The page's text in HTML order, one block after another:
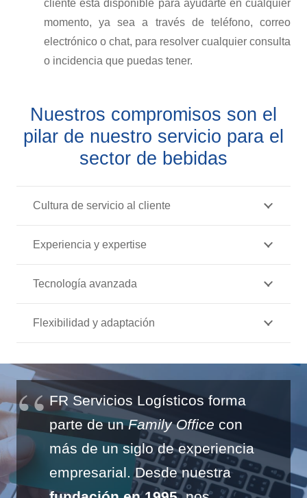
cliente está disponible para ayudarte en cualquier
momento, ya sea a través de teléfono, correo
electrónico o chat, para resolver cualquier consulta
o incidencia que puedas tener.
Nuestros compromisos son el
pilar de nuestro servicio para el
sector de bebidas
Cultura de servicio al cliente
Experiencia y expertise
Tecnología avanzada
Flexibilidad y adaptación
FR Servicios Logísticos forma
parte de unFamily Office con
más de un siglo de experiencia
empresarial. Desde nuestra